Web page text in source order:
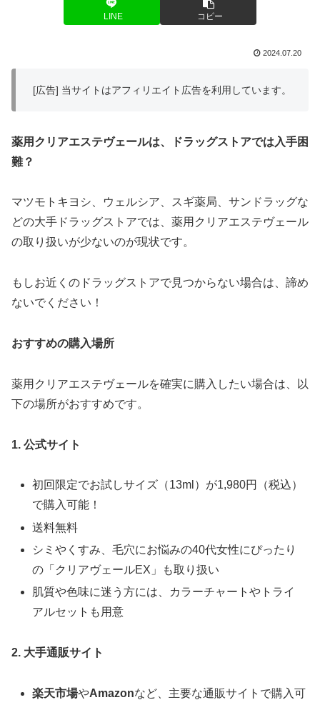
LINE コピー
2024.07.20
[広告] 当サイトはアフィリエイト広告を利用しています。
薬用クリアエステヴェールは、ドラッグストアでは入手困
難？
マツモトキヨシ、ウェルシア、スギ薬局、サンドラッグな
どの大手ドラッグストアでは、薬用クリアエステヴェール
の取り扱いが少ないのが現状です。
もしお近くのドラッグストアで見つからない場合は、諦め
ないでください！
おすすめの購入場所
薬用クリアエステヴェールを確実に購入したい場合は、以
下の場所がおすすめです。
1. 公式サイト
初回限定でお試しサイズ（13ml）が1,980円（税込）
で購入可能！
送料無料
シミやくすみ、毛穴にお悩みの40代女性にぴったり
の「クリアヴェールEX」も取り扱い
肌質や色味に迷う方には、カラーチャートやトライ
アルセットも用意
2. 大手通販サイト
楽天市場やAmazonなど、主要な通販サイトで購入可